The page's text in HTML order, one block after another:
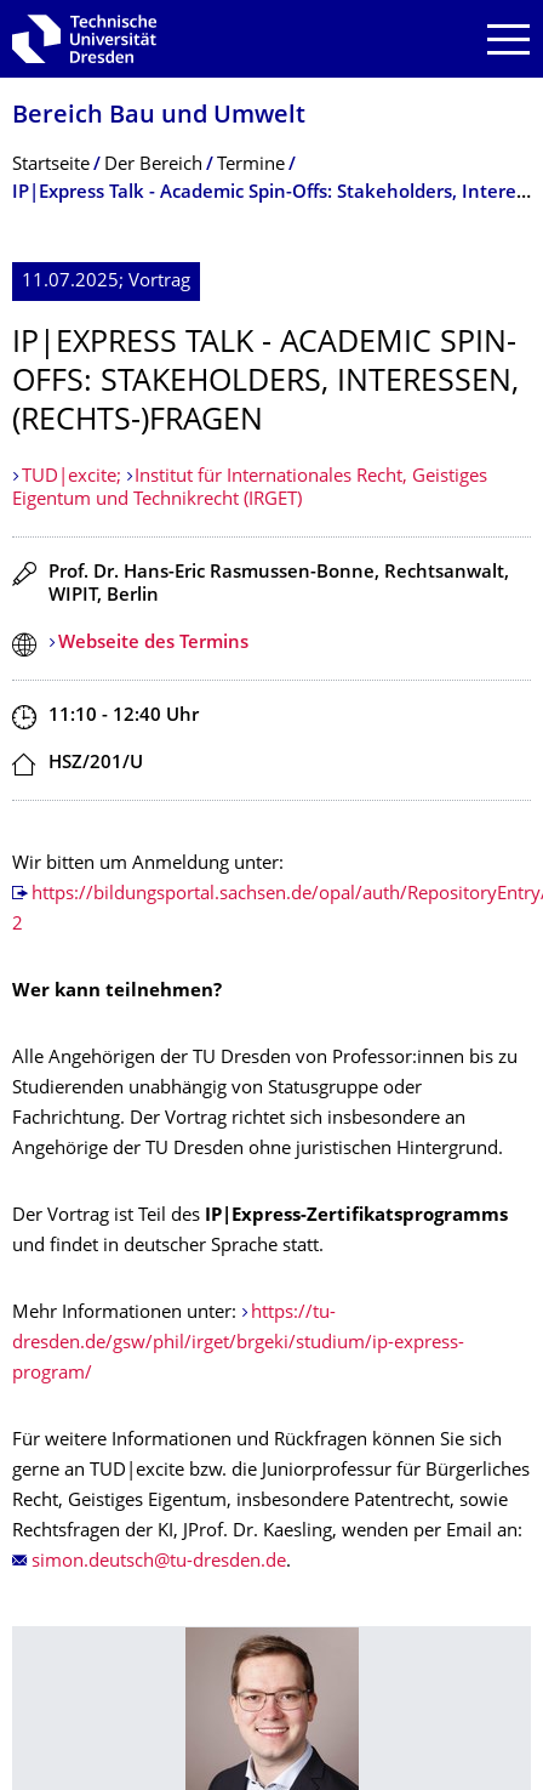
Zur Hauptnavigation springen
Zur Suche springen
Zum Inhalt springen
Bereich Bau und Umwelt
Breadcrumb-Menü
Startseite Der Bereich
Termine
IP|Express Talk - Academic Spin-Offs: Stakeholders, Interessen, (Rechts-)Fragen
11.07.2025; Vortrag
IP|EXPRESS TALK - ACADEMIC SPIN-
OFFS: STAKEHOLDERS, INTERESSEN,
(RECHTS-)FRAGEN
TUD|excite;
Institut für Internationales Recht, Geistiges
Eigentum und Technikrecht (IRGET)
Redner
Prof. Dr. Hans-Eric Rasmussen-Bonne, Rechtsanwalt,
WIPIT, Berlin
Webseite des Termins
Zeit
11:10 - 12:40 Uhr
Ort
HSZ/201/U
Wir bitten um Anmeldung unter:
https://bildungsportal.sachsen.de/opal/auth/
2
Wer kann teilnehmen?
Alle Angehörigen der TU Dresden von Professor:innen bis zu
Studierenden unabhängig von Statusgruppe oder
Fachrichtung. Der Vortrag richtet sich insbesondere an
Angehörige der TU Dresden ohne juristischen Hintergrund.
Der Vortrag ist Teil des IP|Express-Zertifikatsprogramms
und findet in deutscher Sprache statt.
Mehr Informationen unter:
https://tu-
dresden.de/gsw/phil/irget/brgeki/studium/ip-express-
program/
Für weitere Informationen und Rückfragen können Sie sich
gerne an TUD|excite bzw. die Juniorprofessur für Bürgerliches
Recht, Geistiges Eigentum, insbesondere Patentrecht, sowie
Rechtsfragen der KI, JProf. Dr. Kaesling, wenden per Email an:
.